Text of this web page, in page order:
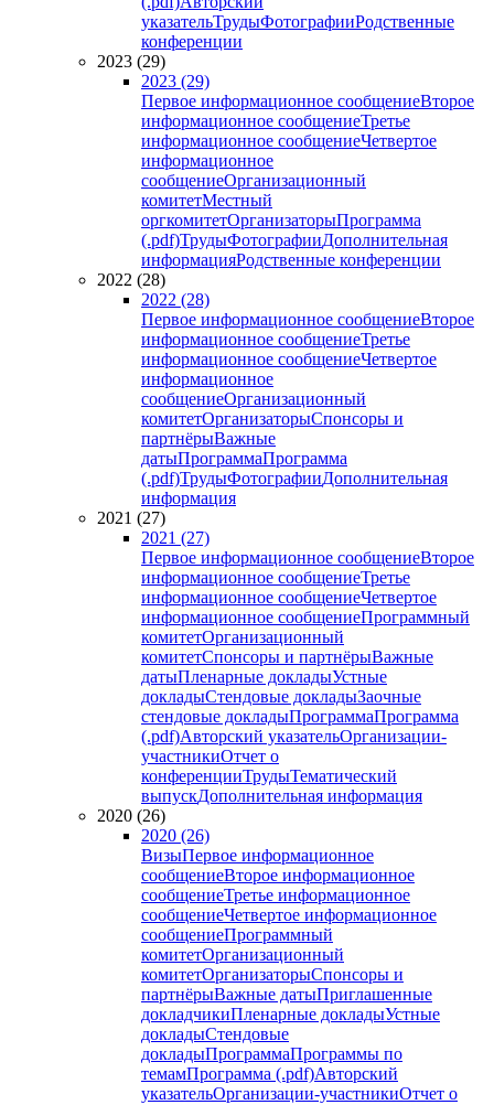
указательТрудыФотографииРодственные
конференции
2023 (29)
2023 (29)
Первое информационное сообщениеВторое
информационное сообщениеТретье
информационное сообщениеЧетвертое
информационное
сообщениеОрганизационный
комитетМестный
оргкомитетОрганизаторыПрограмма
(.pdf)ТрудыФотографииДополнительная
информацияРодственные конференции
2022 (28)
2022 (28)
Первое информационное сообщениеВторое
информационное сообщениеТретье
информационное сообщениеЧетвертое
информационное
сообщениеОрганизационный
комитетОрганизаторыСпонсоры и
партнёрыВажные
датыПрограммаПрограмма
(.pdf)ТрудыФотографииДополнительная
информация
2021 (27)
2021 (27)
Первое информационное сообщениеВторое
информационное сообщениеТретье
информационное сообщениеЧетвертое
информационное сообщениеПрограммный
комитетОрганизационный
комитетСпонсоры и партнёрыВажные
датыПленарные докладыУстные
докладыСтендовые докладыЗаочные
стендовые докладыПрограммаПрограмма
(.pdf)Авторский указательОрганизации-
участникиОтчет о
конференцииТрудыТематический
выпускДополнительная информация
2020 (26)
2020 (26)
ВизыПервое информационное
сообщениеВторое информационное
сообщениеТретье информационное
сообщениеЧетвертое информационное
сообщениеПрограммный
комитетОрганизационный
комитетОрганизаторыСпонсоры и
партнёрыВажные датыПриглашенные
докладчикиПленарные докладыУстные
докладыСтендовые
докладыПрограммаПрограммы по
темамПрограмма (.pdf)Авторский
указательОрганизации-участникиОтчет о